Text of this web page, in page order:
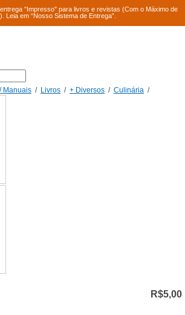
"Impresso" para livros e revistas (Com o Máximo de
Leia em “Nosso Sistema de Entrega”.
Manuais / Livros / + Diversos / Culinária /
R$5,00